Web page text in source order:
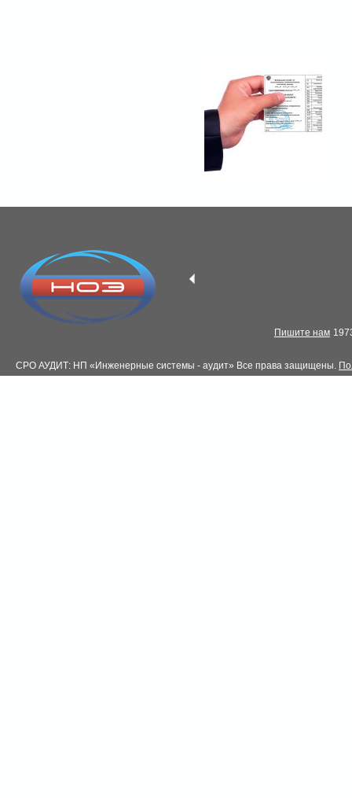
СРО АУДИТ: НП «Инженерные системы - аудит» Все права защищены.
Пишите нам